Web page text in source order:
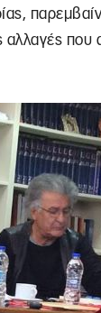
αλλαγές που